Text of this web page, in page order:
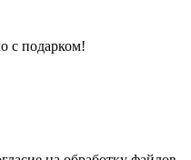
с подарком!